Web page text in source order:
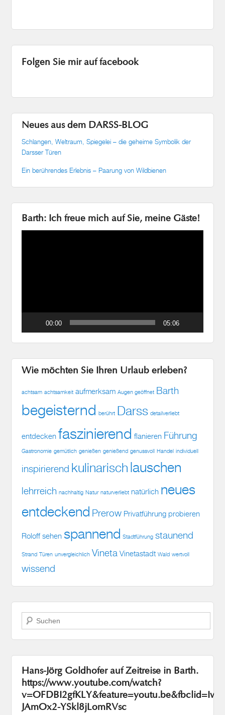
Folgen Sie mir auf facebook
Neues aus dem DARSS-BLOG
Schlangen, Weltraum, Spiegelei – die geheime Symbolik der
Darsser Türen
Ein berührendes Erlebnis – Paarung von Wildbienen
Barth: Ich freue mich auf Sie, meine Gäste!
00:00 05:06
Wie möchten Sie Ihren Urlaub erleben?
achtsam achtsamkeit aufmerksam Augen geöffnet Barth
begeisternd berührt Darss detailverliebt
entdecken faszinierend flanieren Führung
Gastronomie gemütlich genießen genießend genussvoll Handel individuell
inspirierend kulinarischlauschen
lehrreich nachhaltig Natur naturverliebt natürlich neues
entdeckend Prerow Privatführung probieren
Roloff sehen spannend Stadtführung staunend
Strand Türen unvergleichlich Vineta Vinetastadt Wald wertvoll
wissend
Suchen
Hans-Jörg Goldhofer auf Zeitreise in Barth.
https://www.youtube.com/watch?
JAmOx2-YSkl8jLomRVsc